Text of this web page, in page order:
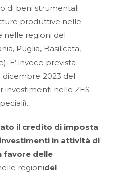
di beni strumentali
produttive nelle
nelle regioni del
Puglia, Basilicata,
E’ invece prevista
dicembre 2023 del
investimenti nelle ZES
il credito di imposta
in attività di
favore delle
regionidel